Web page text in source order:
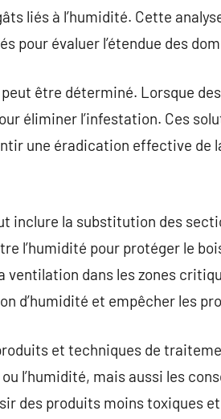
liés à l’humidité. Cette
pour évaluer l’étendue des
être déterminé. Lorsque
éliminer l’infestation. Ces
une éradication effective de
inclure la substitution des
l’humidité pour protéger le
ventilation dans les zones
d’humidité et empêcher les
et techniques de
l’humidité, mais aussi les
des produits moins toxiques